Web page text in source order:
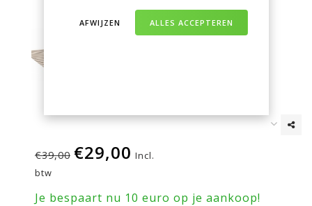
€39,00 €29,00 Incl.
btw
Je bespaart nu 10 euro op je aankoop!
ALLES ACCEPTEREN
AFWIJZEN